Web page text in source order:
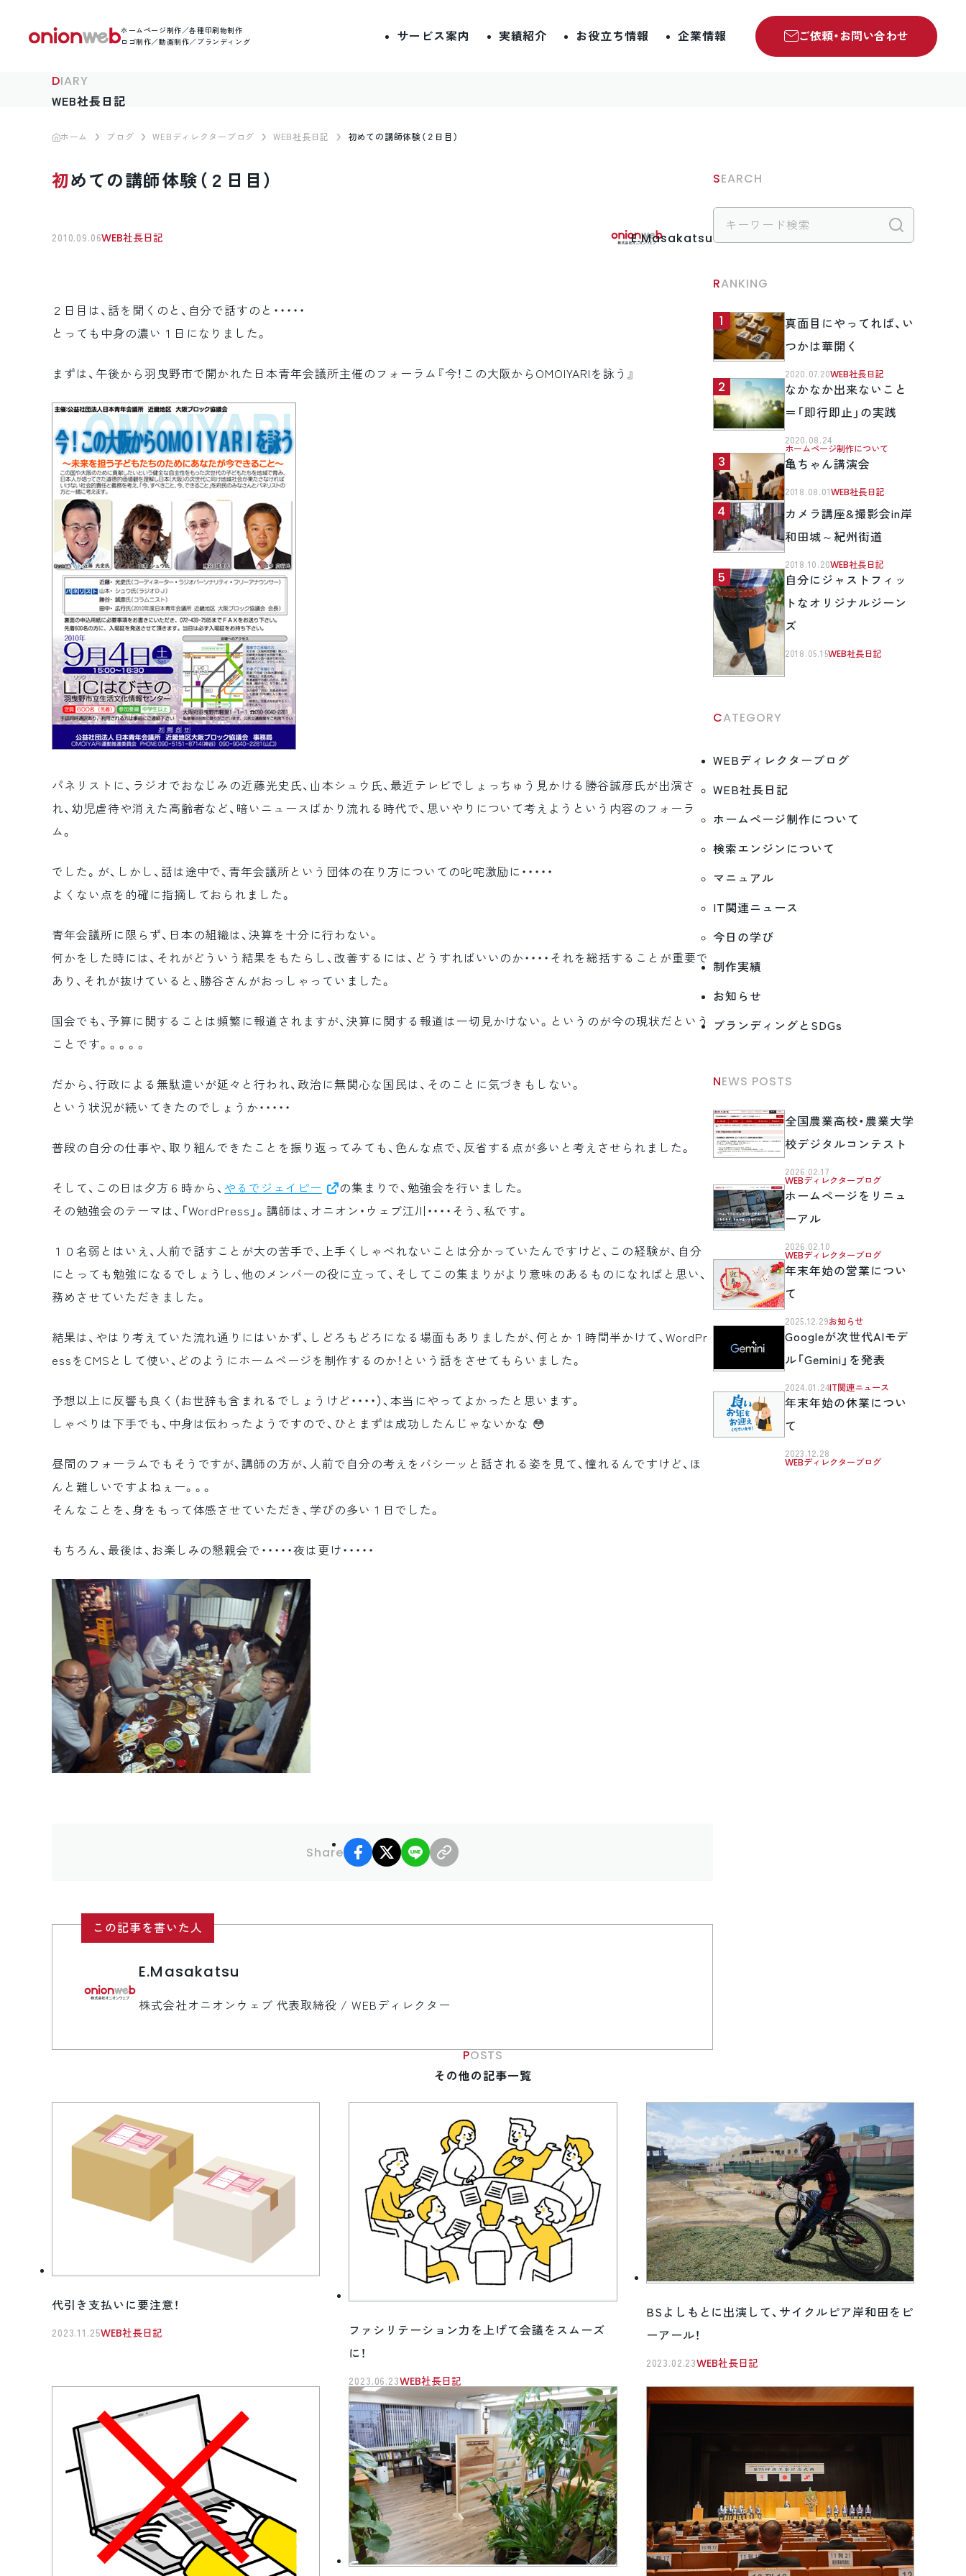
ホームページ制作／各種印刷物制作
ロゴ制作／動画制作／ブランディング
サービス案内 実績紹介 お役立ち情報 企業情報 ご依頼・お問い合わせ
DIARY
WEB社長日記
ホーム ブログ WEBディレクターブログ WEB社長日記 初めての講師体験（２日目）
初めての講師体験（２日目）
2010.09.06WEB社長日記 E.Masakatsu
２日目は、話を聞くのと、自分で話すのと・・・・・
とっても中身の濃い１日になりました。
まずは、午後から羽曳野市で開かれた日本青年会議所主催のフォーラム『今！この大阪からOMOIYARIを詠う』
パネリストに、ラジオでおなじみの近藤光史氏、山本シュウ氏、最近テレビでしょっちゅう見かける勝谷誠彦氏が出演さ
れ、幼児虐待や消えた高齢者など、暗いニュースばかり流れる時代で、思いやりについて考えようという内容のフォーラ
ム。
でした。が、しかし、話は途中で、青年会議所という団体の在り方についての叱咤激励に・・・・・
よくない点を的確に指摘しておられました。
青年会議所に限らず、日本の組織は、決算を十分に行わない。
何かをした時には、それがどういう結果をもたらし、改善するには、どうすればいいのか・・・・それを総括することが重要で
あり、それが抜けていると、勝谷さんがおっしゃっていました。
国会でも、予算に関することは頻繁に報道されますが、決算に関する報道は一切見かけない。というのが今の現状だという
ことです。。。。。
だから、行政による無駄遣いが延々と行われ、政治に無関心な国民は、そのことに気づきもしない。
という状況が続いてきたのでしょうか・・・・・
普段の自分の仕事や、取り組んできたことを振り返ってみても、色んな点で、反省する点が多いと考えさせられました。
そして、この日は夕方６時から、 やるでジェイピー
の集まりで、勉強会を行いました。
その勉強会のテーマは、「WordPress」。講師は、オニオン・ウェブ江川・・・・そう、私です。
１０名弱とはいえ、人前で話すことが大の苦手で、上手くしゃべれないことは分かっていたんですけど、この経験が、自分
にとっても勉強になるでしょうし、他のメンバーの役に立って、そしてこの集まりがより意味のあるものになればと思い、
務めさせていただきました。
結果は、やはり考えていた流れ通りにはいかず、しどろもどろになる場面もありましたが、何とか１時間半かけて、WordPr
essをCMSとして使い、どのようにホームページを制作するのか！という話をさせてもらいました。
予想以上に反響も良く（お世辞も含まれるでしょうけど・・・・）、本当にやってよかったと思います。
しゃべりは下手でも、中身は伝わったようですので、ひとまずは成功したんじゃないかな 😳
昼間のフォーラムでもそうですが、講師の方が、人前で自分の考えをバシーッと話される姿を見て、憧れるんですけど、ほ
んと難しいですよねぇー。。。
そんなことを、身をもって体感させていただき、学びの多い１日でした。
もちろん、最後は、お楽しみの懇親会で・・・・・夜は更け・・・・・
Share
facebook
X LINE
この記事を書いた人
E.Masakatsu
株式会社オニオンウェブ 代表取締役 / WEBディレクター
SEARCH
RANKING
真面目にやってれば、い
つかは華開く
2020.07.20WEB社長日記
なかなか出来ないこと
＝「即行即止」の実践
2020.08.24
ホームページ制作について
亀ちゃん講演会
2018.08.01WEB社長日記
カメラ講座&撮影会in岸
和田城～紀州街道
2018.10.20WEB社長日記
自分にジャストフィッ
トなオリジナルジーン
ズ
2018.05.15WEB社長日記
CATEGORY
WEBディレクターブログ
WEB社長日記
ホームページ制作について
検索エンジンについて
マニュアル
IT関連ニュース
今日の学び
制作実績
お知らせ
ブランディングとSDGs
NEWS POSTS
全国農業高校・農業大学
校デジタルコンテスト
2026.02.17
WEBディレクターブログ
ホームページをリニュ
ーアル
2026.02.10
WEBディレクターブログ
年末年始の営業につい
て
2025.12.29お知らせ
Googleが次世代AIモデ
ル「Gemini」を発表
2024.01.24 IT関連ニュース
年末年始の休業につい
て
2023.12.28
WEBディレクターブログ
POSTS
その他の記事一覧
代引き支払いに要注意！
2023.11.25WEB社長日記
ファシリテーション力を上げて会議をスムーズ
に！
2023.06.23WEB社長日記
BSよしもとに出演して、サイクルピア岸和田をピ
ーアール！
2023.02.23WEB社長日記